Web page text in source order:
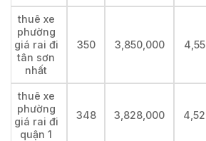
thuê xe
phường
giá rai đi
tân sơn
nhất
350 3,850,000
thuê xe
phường
giá rai đi
quận 1
348 3,828,000